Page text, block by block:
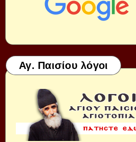
Αγ. Παισίου λόγοι